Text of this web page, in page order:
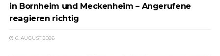
in Bornheim und Meckenheim – Angerufene
reagieren richtig
6. AUGUST 2026